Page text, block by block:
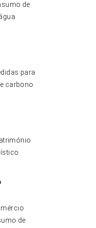
de
para
carbono
de